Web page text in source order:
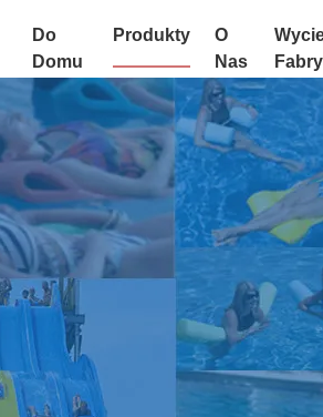
Do
Domu
Produkty
O
Nas